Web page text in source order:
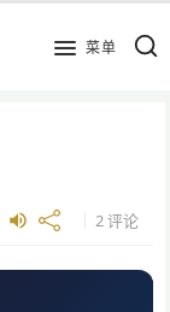
菜单
2 评论